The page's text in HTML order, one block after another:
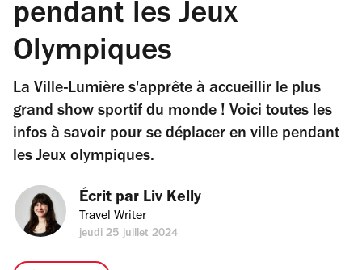
pendant les Jeux
Olympiques
La Ville-Lumière s'apprête à accueillir le plus
grand show sportif du monde ! Voici toutes les
infos à savoir pour se déplacer en ville pendant
les Jeux olympiques.
Écrit par Liv Kelly
Travel Writer
jeudi 25 juillet 2024